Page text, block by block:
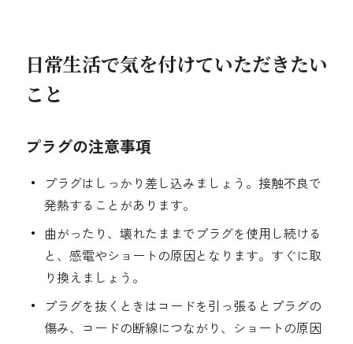
でガ割のご案内
シミュレーション
お申し込み一覧
LPガス
シミュレーション
日常生活で気を付けていただきたい
こと
プラグの注意事項
プラグはしっかり差し込みましょう。接触不良で
発熱することがあります。
曲がったり、壊れたままでプラグを使用し続ける
と、感電やショートの原因となります。すぐに取
り換えましょう。
プラグを抜くときはコードを引っ張るとプラグの
傷み、コードの断線につながり、ショートの原因